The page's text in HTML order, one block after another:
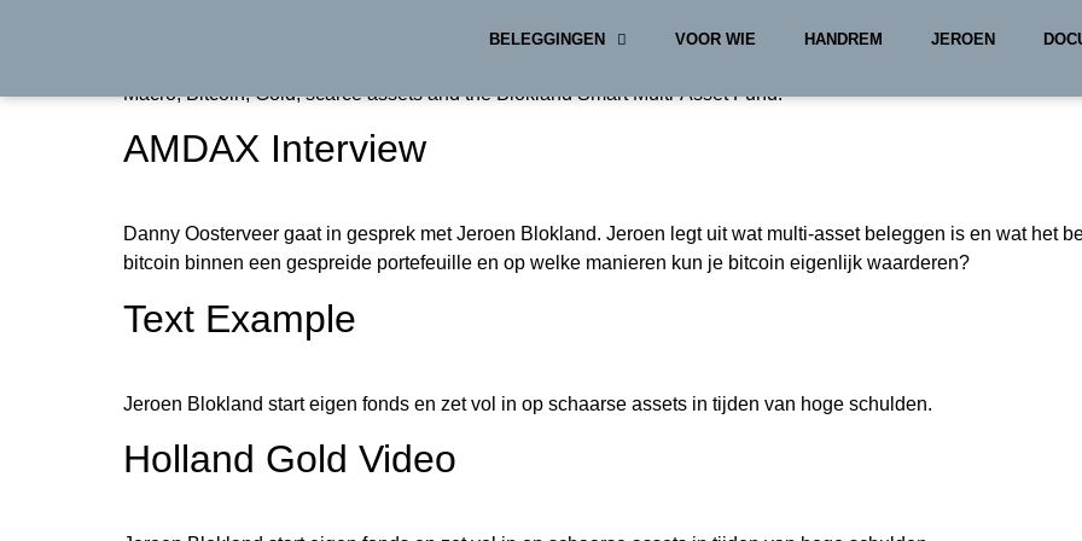
BELEGGINGEN VOOR WIE HANDREM JEROEN
Macro, Bitcoin, Gold, scarce assets and the Blokland Smart Multi-Asset Fund.
AMDAX Interview
Danny Oosterveer gaat in gesprek met Jeroen Blokland. Jeroen legt uit wat multi-asset beleggen is en wat het
bitcoin binnen een gespreide portefeuille en op welke manieren kun je bitcoin eigenlijk waarderen?
Text Example
Jeroen Blokland start eigen fonds en zet vol in op schaarse assets in tijden van hoge schulden.
Holland Gold Video